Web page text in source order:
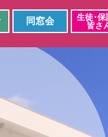
同窓会
生徒･保
皆さ